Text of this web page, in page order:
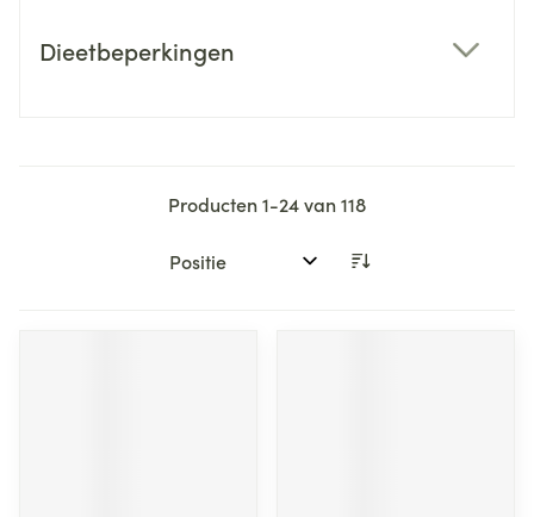
Dieetbeperkingen
Producten1-24van118
Sorteer op: